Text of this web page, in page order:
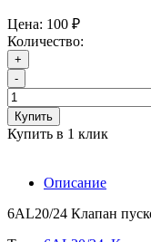
Цена: 100 ₽
Количество:
+
-
Купить
Купить в 1 клик
Описание
6AL20/24 Клапан